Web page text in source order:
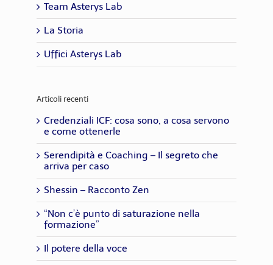
Team Asterys Lab
La Storia
Uffici Asterys Lab
Articoli recenti
Credenziali ICF: cosa sono, a cosa servono
e come ottenerle
Serendipità e Coaching – Il segreto che
arriva per caso
Shessin – Racconto Zen
“Non c’è punto di saturazione nella
formazione”
Il potere della voce